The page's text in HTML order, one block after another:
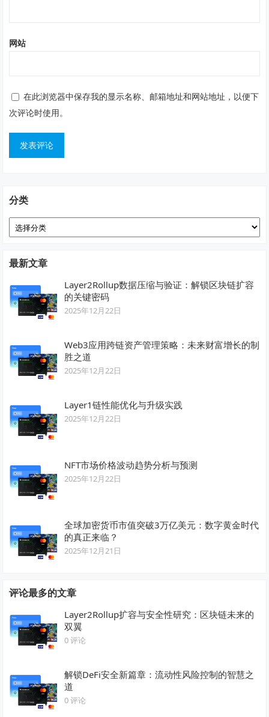
网站
在此浏览器中保存我的显示名称、邮箱地址和网站地址，以便下
次评论时使用。
分类
分
类
最新文章
Layer2Rollup数据压缩与验证：解锁区块链扩容
的关键密码
2025年12月22日
Web3应用跨链资产管理策略：未来财富增长的制
胜之道
2025年12月22日
Layer1链性能优化与升级实践
2025年12月22日
NFT市场价格波动趋势分析与预测
2025年12月22日
全球加密货币市值突破3万亿美元：数字黄金时代
的真正来临？
2025年12月21日
评论最多的文章
Layer2Rollup扩容与安全性研究：区块链未来的
双翼
0 评论
解锁DeFi安全新篇章：流动性风险控制的智慧之
道
0 评论